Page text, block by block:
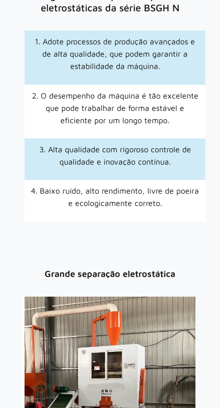
eletrostáticas da série BSGH N
1. Adote processos de produção avançados e
de alta qualidade, que podem garantir a
estabilidade da máquina.
2. O desempenho da máquina é tão excelente
que pode trabalhar de forma estável e
eficiente por um longo tempo.
3. Alta qualidade com rigoroso controle de
qualidade e inovação contínua.
4. Baixo ruído, alto rendimento, livre de poeira
e ecologicamente correto.
Grande separação eletrostática